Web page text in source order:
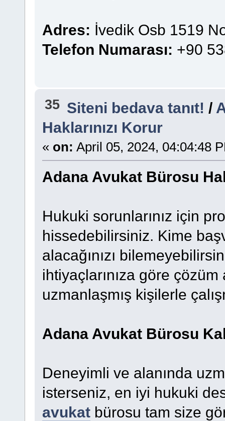
Adres: İvedik Osb 1519
Telefon Numarası: +90
35 Siteni bedava tanıt! /
Haklarınızı Korur
« on: April 05, 2024, 04:04:48
Adana Avukat Bürosu
Hukuki sorunlarınız için
hissedebilirsiniz. Kime
alacağınızı
ihtiyaçlarınıza göre
uzmanlaşmış kişilerle
Adana Avukat Bürosu
Deneyimli ve alanında
isterseniz, en iyi hukuki
avukatbürosu tam size